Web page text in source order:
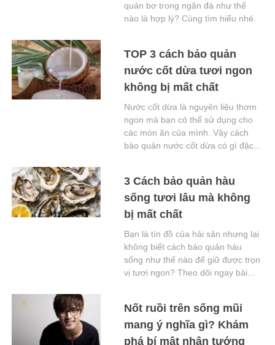
quản bơ trong ngăn đá như thế
nào là hợp lý? Cùng tìm hiểu nhé.
TOP 3 cách bảo quản
nước cốt dừa tươi ngon
không bị mất chất
Nước cốt dừa là nguyên liệu thơm
ngon mà bạn có thể sử dụng cho
các món ăn của mình. Vậy cách
bảo quản nước cốt dừa có gì đặc...
3 Cách bảo quản hàu
sống tươi lâu mà không
bị mất chất
Bạn là tín đồ của hải sản nhưng lại
không biết cách bảo quản hàu
sống như thế nào để giữ được trọn
vị tươi ngon? Theo dõi ngay bài...
Nốt ruồi trên sống mũi
mang ý nghĩa gì? Khám
phá bí mật nhân tướng